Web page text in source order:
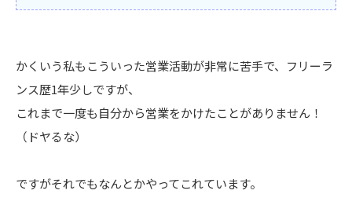
かくいう私もこういった営業活動が非常に苦手で、フリーラ
ンス歴1年少しですが、
これまで一度も自分から営業をかけたことがありません！
（ドヤるな）
ですがそれでもなんとかやってこれています。